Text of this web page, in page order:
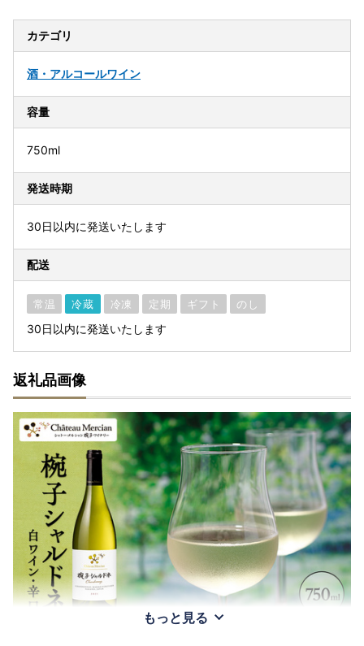
カテゴリ
酒・アルコールワイン
容量
750ml
発送時期
30日以内に発送いたします
配送
常温 冷蔵 冷凍 定期 ギフト のし
30日以内に発送いたします
返礼品画像
もっと見る